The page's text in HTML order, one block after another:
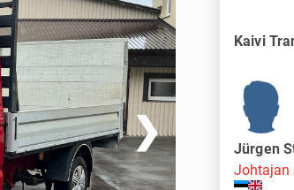
❯
Kaivi
Jürgen
Johtajan